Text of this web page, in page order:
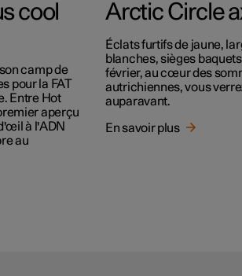
cool
camp de
pour la FAT
Entre Hot
aperçu
à l'ADN
au
Arctic Circle
Éclats furtifs de jaune,
blanches, sièges
février, au cœur des
autrichiennes, vous
auparavant.
En savoir plus